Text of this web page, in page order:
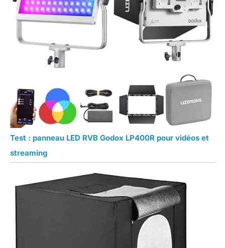
Test : panneau LED RVB Godox LP400R pour vidéos et
streaming